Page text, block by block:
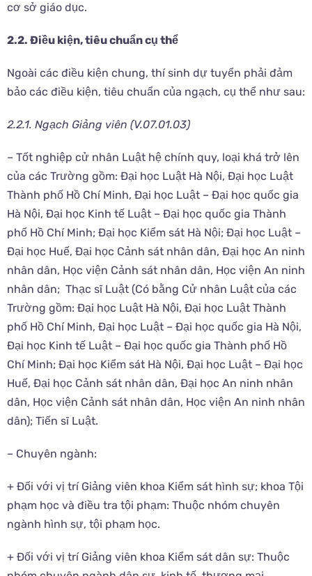
cơ sở giáo dục.
2.2. Điều kiện, tiêu chuẩn cụ thể
Ngoài các điều kiện chung, thí sinh dự tuyển phải đảm
bảo các điều kiện, tiêu chuẩn của ngạch, cụ thể như sau:
2.2.1. Ngạch Giảng viên (V.07.01.03)
– Tốt nghiệp cử nhân Luật hệ chính quy, loại khá trở lên
của các Trường gồm: Đại học Luật Hà Nội, Đại học Luật
Thành phố Hồ Chí Minh, Đại học Luật – Đại học quốc gia
Hà Nội, Đại học Kinh tế Luật – Đại học quốc gia Thành
phố Hồ Chí Minh; Đại học Kiểm sát Hà Nội; Đại học Luật –
Đại học Huế, Đại học Cảnh sát nhân dân, Đại học An ninh
nhân dân, Học viện Cảnh sát nhân dân, Học viện An ninh
nhân dân; Thạc sĩ Luật (Có bằng Cử nhân Luật của các
Trường gồm: Đại học Luật Hà Nội, Đại học Luật Thành
phố Hồ Chí Minh, Đại học Luật – Đại học quốc gia Hà Nội,
Đại học Kinh tế Luật – Đại học quốc gia Thành phố Hồ
Chí Minh; Đại học Kiểm sát Hà Nội, Đại học Luật – Đại học
Huế, Đại học Cảnh sát nhân dân, Đại học An ninh nhân
dân, Học viện Cảnh sát nhân dân, Học viện An ninh nhân
dân); Tiến sĩ Luật.
– Chuyên ngành:
+ Đối với vị trí Giảng viên khoa Kiểm sát hình sự; khoa Tội
phạm học và điều tra tội phạm: Thuộc nhóm chuyên
ngành hình sự, tội phạm học.
+ Đối với vị trí Giảng viên khoa Kiểm sát dân sự: Thuộc